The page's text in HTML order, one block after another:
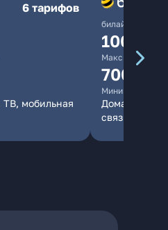
6 тарифов
мобильная
билайн
1000
Максимальная
700
Минимальная
Домашний
связь